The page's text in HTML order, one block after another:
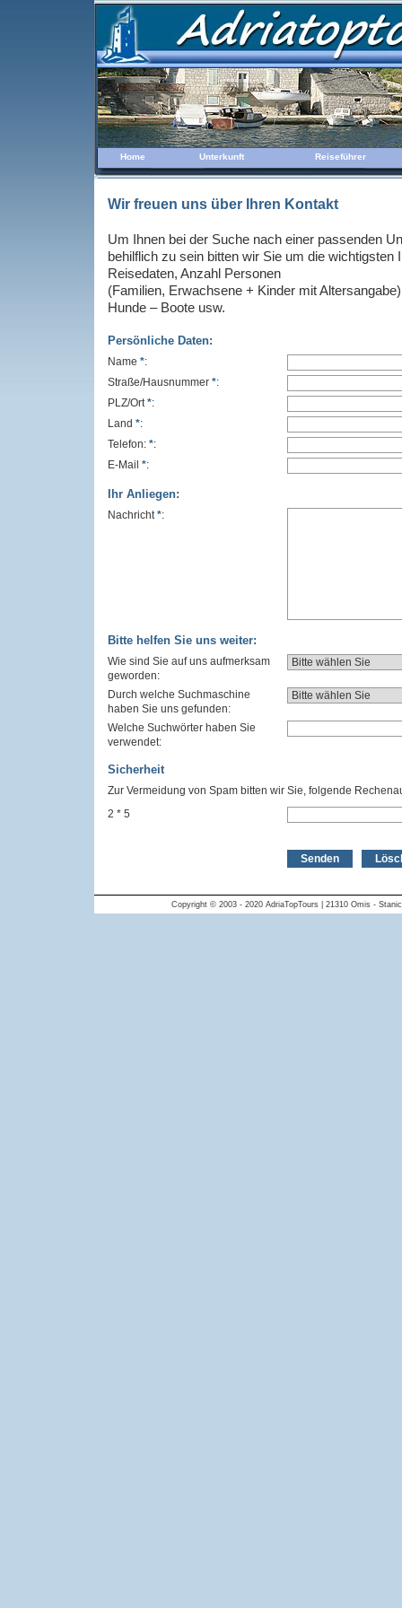
Home Unterkunft Reiseführer
Wir freuen uns über Ihren Kontakt
Um Ihnen bei der Suche nach einer passenden
behilflich zu sein bitten wir Sie um die wichtigsten
Reisedaten, Anzahl Personen
(Familien, Erwachsene + Kinder mit
Hunde – Boote usw.
Persönliche Daten:
Name *:
Straße/Hausnummer *:
PLZ/Ort*:
Land *:
Telefon: *:
E-Mail *:
Ihr Anliegen:
Nachricht*:
Bitte helfen Sie uns weiter:
Wie sind Sie auf uns aufmerksam
geworden:
Durch welche Suchmaschine
haben Sie uns gefunden:
Welche Suchwörter haben Sie
verwendet:
Sicherheit
Zur Vermeidung von Spam bitten wir Sie, folgende
2 * 5
Copyright © 2003 - 2020 AdriaTopTours | 21310 Omis -